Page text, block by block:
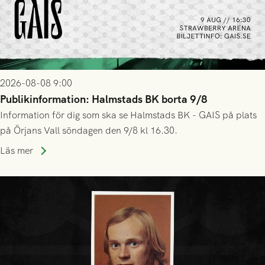
2026-08-08 9:00
Publikinformation: Halmstads BK borta 9/8
Information för dig som ska se Halmstads BK - GAIS på plats
på Örjans Vall söndagen den 9/8 kl 16.30.
Läs mer